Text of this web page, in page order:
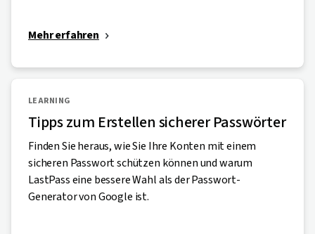
Mehr erfahren
LEARNING
Tipps zum Erstellen sicherer Passwörter
Finden Sie heraus, wie Sie Ihre Konten mit einem
sicheren Passwort schützen können und warum
LastPass eine bessere Wahl als der Passwort-
Generator von Google ist.